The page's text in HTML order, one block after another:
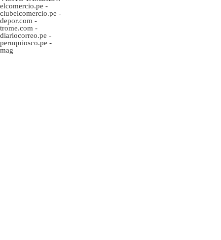
elcomercio.pe -
clubelcomercio.pe -
depor.com -
trome.com -
diariocorreo.pe -
peruquiosco.pe -
mag